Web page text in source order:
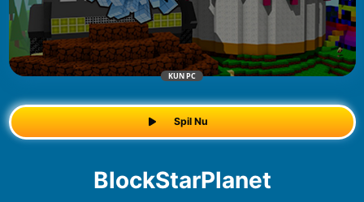
KUN PC
Spil Nu
BlockStarPlanet